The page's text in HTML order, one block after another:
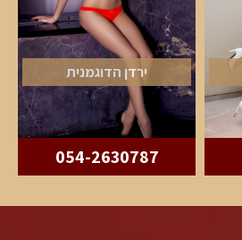
ירדן הדוגמנית
054-2630787